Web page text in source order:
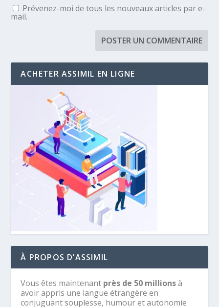
Prévenez-moi de tous les nouveaux articles par e-
mail.
ACHETER ASSIMIL EN LIGNE
À PROPOS D’ASSIMIL
Vous êtes maintenant près de 50 millionsà
avoir appris une langue étrangère en
conjuguant souplesse, humour et autonomie